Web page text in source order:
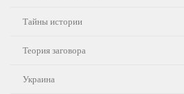
Тайны истории
Теория заговора
Украина